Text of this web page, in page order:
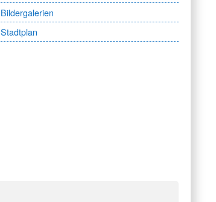
Bildergalerien
Stadtplan